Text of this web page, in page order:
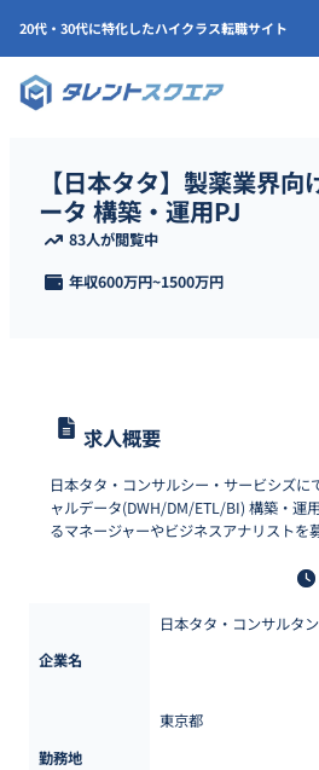
20代・30代に特化したハイクラス転職サイト
【日本タタ】製薬業界
ータ 構築・運用PJ
83人が閲覧中
年収600万円~1500万円
求人概要
日本タタ・コンサルシー・サービシズに
ャルデータ(DWH/DM/ETL/BI) 構築・運
るマネージャーやビジネスアナリストを
企業名
日本タタ・コンサルタ
勤務地
東京都